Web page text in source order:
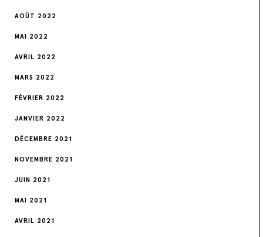
AOÛT 2022
MAI 2022
AVRIL 2022
MARS 2022
FÉVRIER 2022
JANVIER 2022
DÉCEMBRE 2021
NOVEMBRE 2021
JUIN 2021
MAI 2021
AVRIL 2021